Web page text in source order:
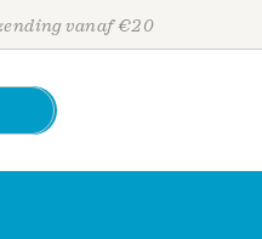
vanaf €20